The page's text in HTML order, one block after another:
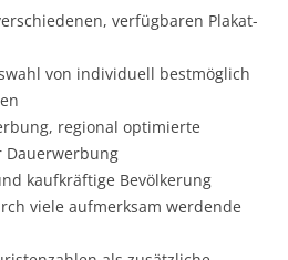
verfügbaren Plakat-
von individuell bestmöglich
regional optimierte
Dauerwerbung
kaufkräftige Bevölkerung
viele aufmerksam werdende